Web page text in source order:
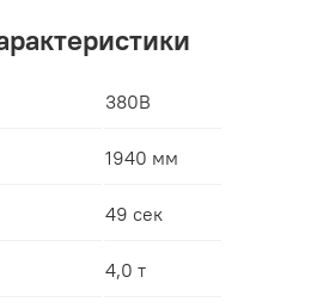
380В
1940 мм
49 сек
4,0 т